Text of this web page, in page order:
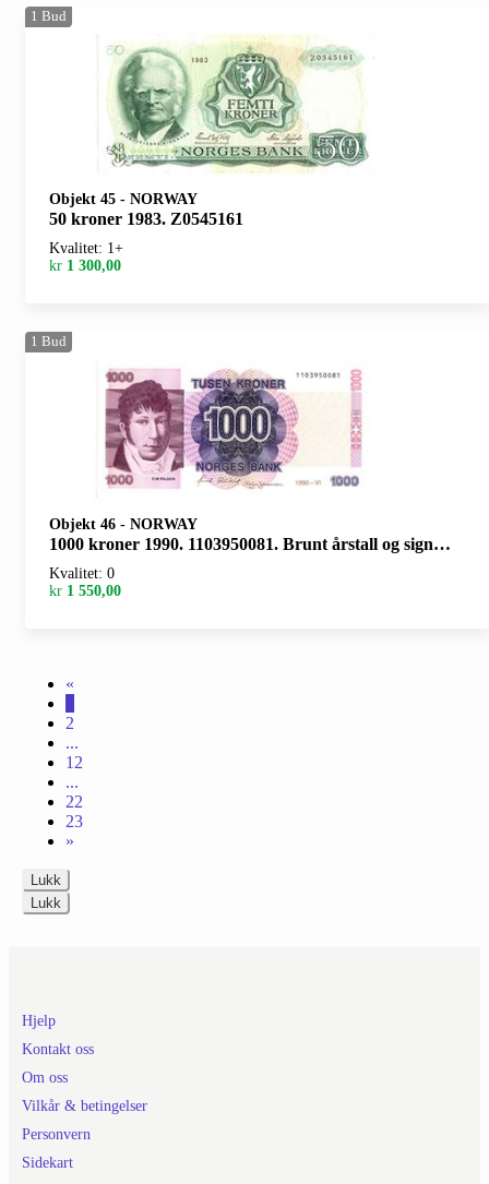
1 Bud
Objekt 45 - NORWAY
50 kroner 1983. Z0545161
Kvalitet: 1+
kr 1 300,00
1 Bud
Objekt 46 - NORWAY
1000 kroner 1990. 1103950081. Brunt årstall og signatur
Kvalitet: 0
kr 1 550,00
«
2
...
12
...
22
23
»
Lukk
Lukk
Hjelp
Kontakt oss
Om oss
Vilkår & betingelser
Personvern
Sidekart